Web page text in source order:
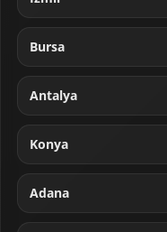
Bursa
Antalya
Konya
Adana